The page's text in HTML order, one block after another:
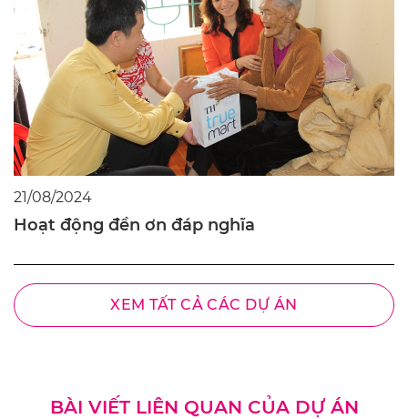
21/08/2024
Hoạt động đền ơn đáp nghĩa
XEM TẤT CẢ CÁC DỰ ÁN
BÀI VIẾT LIÊN QUAN CỦA DỰ ÁN